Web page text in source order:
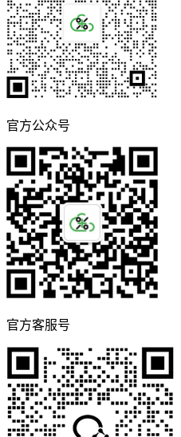
官方公众号
官方客服号